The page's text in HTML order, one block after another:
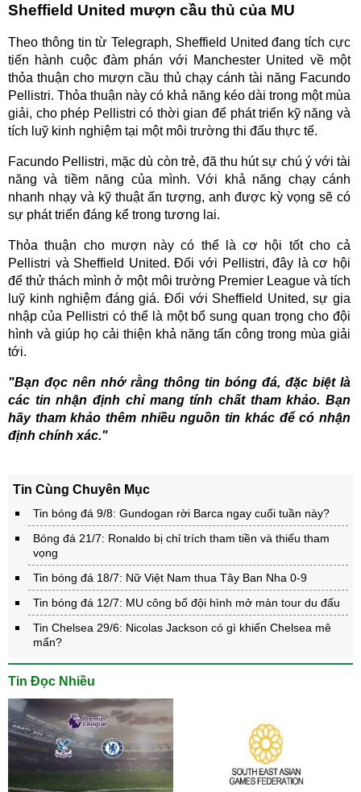
Sheffield United mượn cầu thủ của MU
Theo thông tin từ Telegraph, Sheffield United đang tích cực
tiến hành cuộc đàm phán với Manchester United về một
thỏa thuận cho mượn cầu thủ chạy cánh tài năng Facundo
Pellistri. Thỏa thuận này có khả năng kéo dài trong một mùa
giải, cho phép Pellistri có thời gian để phát triển kỹ năng và
tích luỹ kinh nghiệm tại một môi trường thi đấu thực tế.
Facundo Pellistri, mặc dù còn trẻ, đã thu hút sự chú ý với tài
năng và tiềm năng của mình. Với khả năng chạy cánh
nhanh nhạy và kỹ thuật ấn tượng, anh được kỳ vọng sẽ có
sự phát triển đáng kể trong tương lai.
Thỏa thuận cho mượn này có thể là cơ hội tốt cho cả
Pellistri và Sheffield United. Đối với Pellistri, đây là cơ hội
để thử thách mình ở một môi trường Premier League và tích
luỹ kinh nghiệm đáng giá. Đối với Sheffield United, sự gia
nhập của Pellistri có thể là một bổ sung quan trọng cho đội
hình và giúp họ cải thiện khả năng tấn công trong mùa giải
tới.
"Bạn đọc nên nhớ rằng thông tin bóng đá, đặc biệt là
các tin nhận định chỉ mang tính chất tham khảo. Bạn
hãy tham khảo thêm nhiều nguồn tin khác để có nhận
định chính xác."
Tin Cùng Chuyên Mục
Tin bóng đá 9/8: Gundogan rời Barca ngay cuối tuần này?
Bóng đá 21/7: Ronaldo bị chỉ trích tham tiền và thiếu tham
vọng
Tin bóng đá 18/7: Nữ Việt Nam thua Tây Ban Nha 0-9
Tin bóng đá 12/7: MU công bố đội hình mở màn tour du đấu
Tin Chelsea 29/6: Nicolas Jackson có gì khiến Chelsea mê
mẩn?
Tin Đọc Nhiều